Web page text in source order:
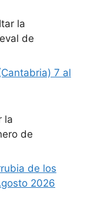
la
de
7 al
la
de
de los
2026